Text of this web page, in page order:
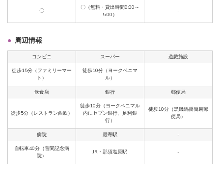
〇
〇（無料・貸出時間9:00～
5:00）
-
周辺情報
コンビニ スーパー
遊戯施設
徒歩15分（ファミリーマー
ト）
徒歩10分（ヨークベニマ
ル）
飲食店 銀行 郵便局
徒歩5分（レストラン西欧）
徒歩10分（ヨークベニマル
内にセブン銀行、足利銀
行）
徒歩10分（黒磯鍋掛簡易郵
便局）
病院 最寄駅
-
自転車40分（菅間記念病
院）
JR・那須塩原駅 -